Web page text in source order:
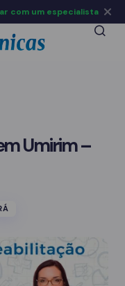
Umirim –
com um especialista